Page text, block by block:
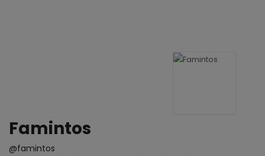
Famintos
@famintos